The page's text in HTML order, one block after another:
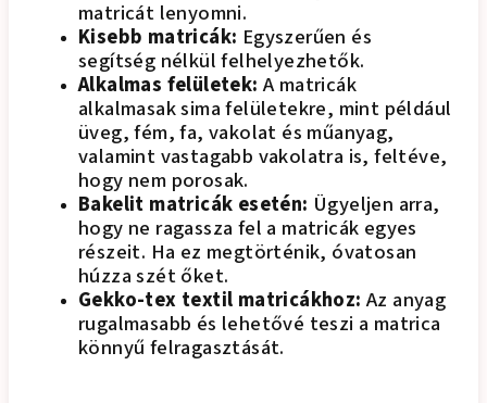
matricát lenyomni.
Kisebb matricák: Egyszerűen és
segítség nélkül felhelyezhetők.
Alkalmas felületek:A matricák
alkalmasak sima felületekre, mint például
üveg, fém, fa, vakolat és műanyag,
valamint vastagabb vakolatra is, feltéve,
hogy nem porosak.
Bakelit matricák esetén: Ügyeljen arra,
hogy ne ragassza fel a matricák egyes
részeit. Ha ez megtörténik, óvatosan
húzza szét őket.
Gekko-tex textil matricákhoz:Az anyag
rugalmasabb és lehetővé teszi a matrica
könnyű felragasztását.